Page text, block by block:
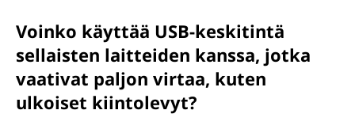
Voinko käyttää USB-keskitintä
sellaisten laitteiden kanssa, jotka
vaativat paljon virtaa, kuten
ulkoiset kiintolevyt?